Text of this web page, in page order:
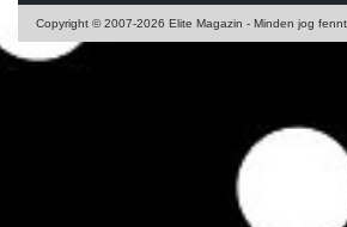
Copyright © 2007-2026 Elite Magazin - Minden jog